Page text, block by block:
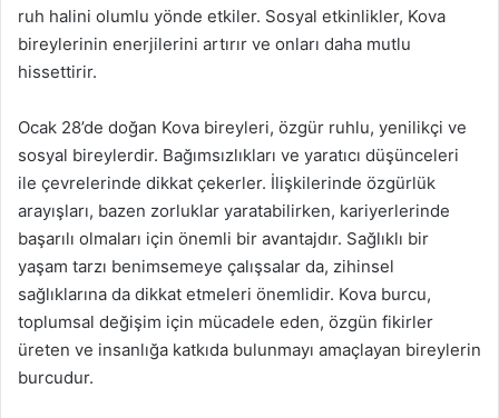
ruh halini olumlu yönde etkiler. Sosyal etkinlikler, Kova
bireylerinin enerjilerini artırır ve onları daha mutlu
hissettirir.
Ocak 28’de doğan Kova bireyleri, özgür ruhlu, yenilikçi ve
sosyal bireylerdir. Bağımsızlıkları ve yaratıcı düşünceleri
ile çevrelerinde dikkat çekerler. İlişkilerinde özgürlük
arayışları, bazen zorluklar yaratabilirken, kariyerlerinde
başarılı olmaları için önemli bir avantajdır. Sağlıklı bir
yaşam tarzı benimsemeye çalışsalar da, zihinsel
sağlıklarına da dikkat etmeleri önemlidir. Kova burcu,
toplumsal değişim için mücadele eden, özgün fikirler
üreten ve insanlığa katkıda bulunmayı amaçlayan bireylerin
burcudur.